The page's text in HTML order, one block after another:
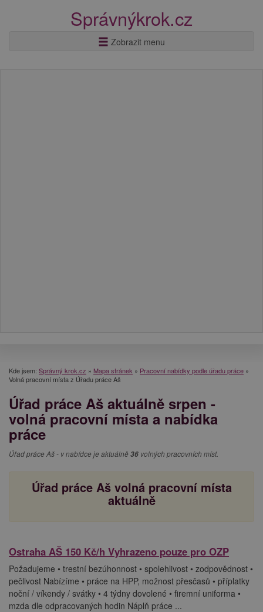
Správnýkrok.cz
Zobrazit menu
Kde jsem: Správný krok.cz » Mapa stránek » Pracovní nabídky podle úřadu práce »
Volná pracovní místa z Úřadu práce Aš
Úřad práce Aš aktuálně srpen -
volná pracovní místa a nabídka
práce
Úřad práce Aš - v nabídce je aktuálně 36 volných pracovních míst.
Úřad práce Aš volná pracovní místa
aktuálně
Ostraha AŠ 150 Kč/h Vyhrazeno pouze pro OZP
Požadujeme • trestní bezúhonnost • spolehlivost • zodpovědnost •
pečlivost Nabízíme • práce na HPP, možnost přesčasů • příplatky
noční / víkendy / svátky • 4 týdny dovolené • firemní uniforma •
mzda dle odpracovaných hodin Náplň práce ...